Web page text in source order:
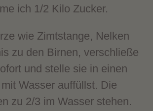
ich 1/2 Kilo Zucker.
wie Zimtstange, Nelken
zu den Birnen, verschließe
und stelle sie in einen
Wasser auffüllst. Die
zu 2/3 im Wasser stehen.